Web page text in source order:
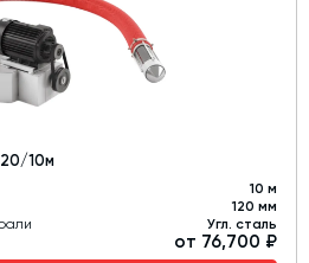
10м
10 м
120 мм
Угл. сталь
от 76,700 ₽